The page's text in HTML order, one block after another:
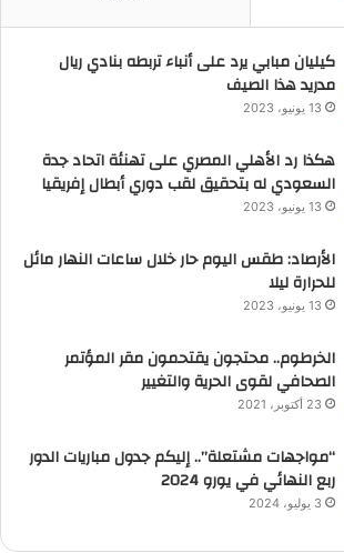
كيليان مبابي يرد على أنباء تربطه بنادي ريال
مدريد هذا الصيف
13 يونيو، 2023
هكذا رد الأهلي المصري على تهنئة اتحاد جدة
السعودي له بتحقيق لقب دوري أبطال إفريقيا
13 يونيو، 2023
الأرصاد: طقس اليوم حار خلال ساعات النهار مائل
للحرارة ليلا
13 يونيو، 2023
الخرطوم.. محتجون يقتحمون مقر المؤتمر
الصحافي لقوى الحرية والتغيير
23 أكتوبر، 2021
“مواجهات مشتعلة”.. إليكم جدول مباريات الدور
ربع النهائي في يورو 2024
3 يوليو، 2024